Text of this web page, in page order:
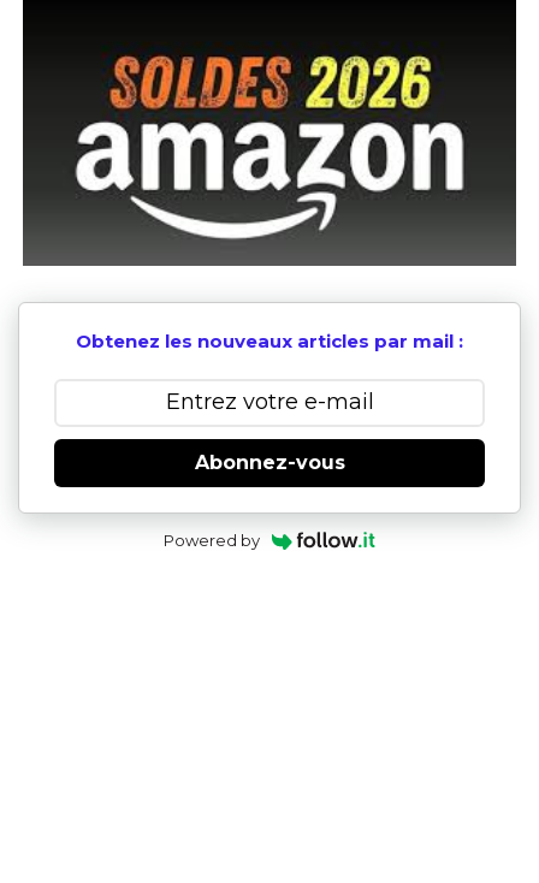
Obtenez les nouveaux articles par mail :
Abonnez-vous
Powered by